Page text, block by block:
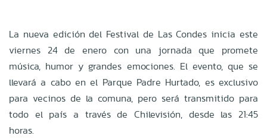
La nueva edición del Festival de Las Condes inicia este
viernes 24 de enero con una jornada que promete
música, humor y grandes emociones. El evento, que se
llevará a cabo en el Parque Padre Hurtado, es exclusivo
para vecinos de la comuna, pero será transmitido para
todo el país a través de Chilevisión, desde las 21:45
horas.